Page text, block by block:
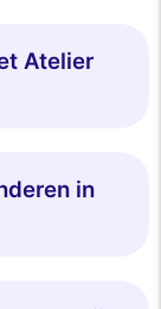
Atelier
in